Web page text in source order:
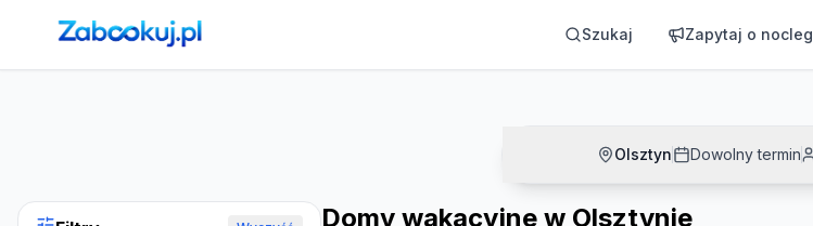
Strona główna ›Noclegi Szukaj Zapytaj o nocleg
Olsztyn Dowolny termin
Domy wakacyjne w Olsztynie